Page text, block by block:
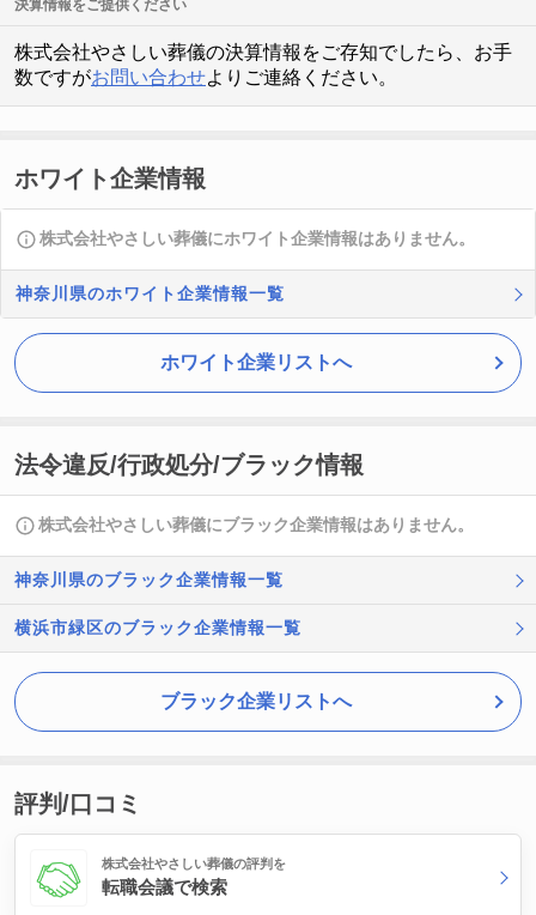
決算情報をご提供ください
株式会社やさしい葬儀の決算情報をご存知でしたら、お手
数ですがお問い合わせよりご連絡ください。
ホワイト企業情報
株式会社やさしい葬儀にホワイト企業情報はありません。
神奈川県のホワイト企業情報一覧
ホワイト企業リストへ
法令違反/行政処分/ブラック情報
株式会社やさしい葬儀にブラック企業情報はありません。
神奈川県のブラック企業情報一覧
横浜市緑区のブラック企業情報一覧
ブラック企業リストへ
評判/口コミ
株式会社やさしい葬儀の評判を
転職会議で検索